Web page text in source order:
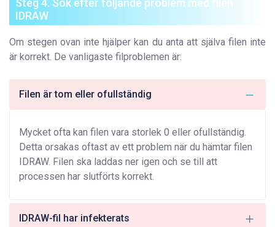
Steg 4. Sök efter följande problem med filen
IDRAW
Om stegen ovan inte hjälper kan du anta att själva filen inte
är korrekt. De vanligaste filproblemen är:
Filen är tom eller ofullständig
Mycket ofta kan filen vara storlek 0 eller ofullständig.
Detta orsakas oftast av ett problem när du hämtar filen
IDRAW. Filen ska laddas ner igen och se till att
processen har slutförts korrekt.
IDRAW-fil har infekterats